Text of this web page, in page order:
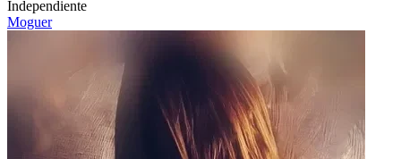
Independiente
Moguer